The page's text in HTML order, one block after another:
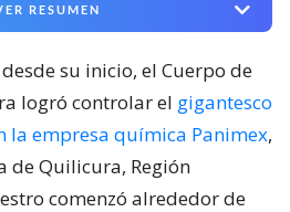
RESUMEN
su inicio, el Cuerpo de
logró controlar el gigantesco
la empresa química Panimex,
de Quilicura, Región
comenzó alrededor de